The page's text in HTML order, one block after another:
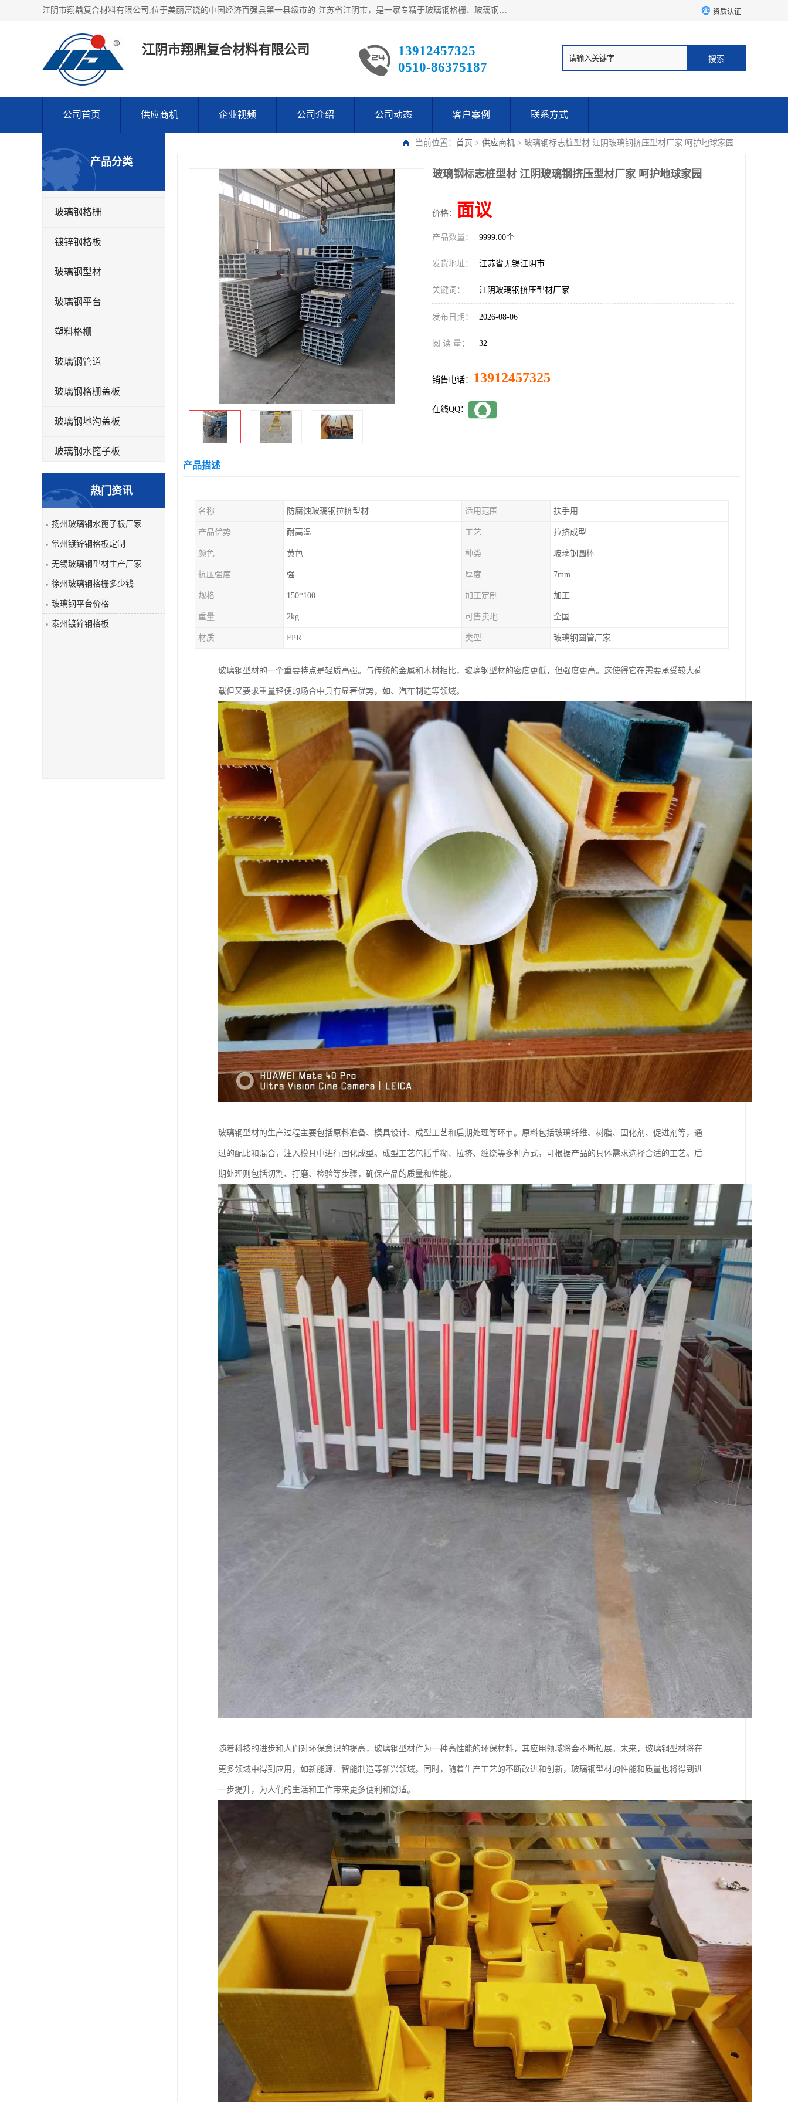
江阴市翔鼎复合材料有限公司,位于美丽富饶的中国经济百强县第一县级市的-江苏省江阴市，是一家专精于玻璃钢格栅、玻璃钢新材料,镀锌钢格板，机械设备生产制造及研发的科技型企业；公司产品已销往了世界多个国家和地区，公司人决心加倍努力愿与广大社会同仁精诚合作共创辉煌！ 资质认证
江阴市翔鼎复合材料有限公司
13912457325
0510-86375187
公司首页 供应商机 企业视频 公司介绍 公司动态 客户案例 联系方式
当前位置： 首页 > 供应商机 > 玻璃钢标志桩型材 江阴玻璃钢挤压型材厂家 呵护地球家园
产品分类
玻璃钢格栅
镀锌钢格板
玻璃钢型材
玻璃钢平台
塑料格栅
玻璃钢管道
玻璃钢格栅盖板
玻璃钢地沟盖板
玻璃钢水篦子板
玻璃钢平板
玻璃钢盖板
热门资讯
扬州玻璃钢水篦子板厂家
常州镀锌钢格板定制
无锡玻璃钢型材生产厂家
徐州玻璃钢格栅多少钱
玻璃钢平台价格
泰州镀锌钢格板
玻璃钢标志桩型材 江阴玻璃钢挤压型材厂家 呵护地球家园
价格： 面议
产品数量： 9999.00个
发货地址： 江苏省无锡江阴市
关键词： 江阴玻璃钢挤压型材厂家
发布日期： 2026-08-06
阅 读 量： 32
销售电话： 13912457325
在线QQ：
产品描述
名称 防腐蚀玻璃钢拉挤型材 适用范围 扶手用
产品优势 耐高温 工艺 拉挤成型
颜色 黄色 种类 玻璃钢圆棒
抗压强度 强 厚度 7mm
规格 150*100 加工定制 加工
重量 2kg 可售卖地 全国
材质 FPR 类型 玻璃钢圆管厂家
玻璃钢型材的一个重要特点是轻质高强。与传统的金属和木材相比，玻璃钢型材的密度更低，但强度更高。这使得它在需要承受较大荷
载但又要求重量轻便的场合中具有显著优势，如、汽车制造等领域。
玻璃钢型材的生产过程主要包括原料准备、模具设计、成型工艺和后期处理等环节。原料包括玻璃纤维、树脂、固化剂、促进剂等，通
过的配比和混合，注入模具中进行固化成型。成型工艺包括手糊、拉挤、缠绕等多种方式，可根据产品的具体需求选择合适的工艺。后
期处理则包括切割、打磨、检验等步骤，确保产品的质量和性能。
随着科技的进步和人们对环保意识的提高，玻璃钢型材作为一种高性能的环保材料，其应用领域将会不断拓展。未来，玻璃钢型材将在
更多领域中得到应用，如新能源、智能制造等新兴领域。同时，随着生产工艺的不断改进和创新，玻璃钢型材的性能和质量也将得到进
一步提升，为人们的生活和工作带来更多便利和舒适。